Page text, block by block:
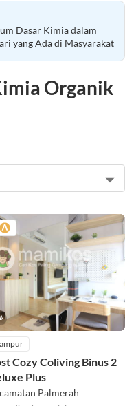
Dasar Kimia dalam
yang Ada di Masyarakat
Organik
Cozy Coliving Binus 2
Plus
Palmerah